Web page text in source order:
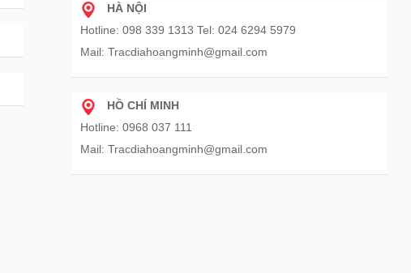
HÀ NỘI
Hotline: 098 339 1313 Tel: 024 6294 5979
Mail: Tracdiahoangminh@gmail.com
HỒ CHÍ MINH
Hotline: 0968 037 111
Mail: Tracdiahoangminh@gmail.com